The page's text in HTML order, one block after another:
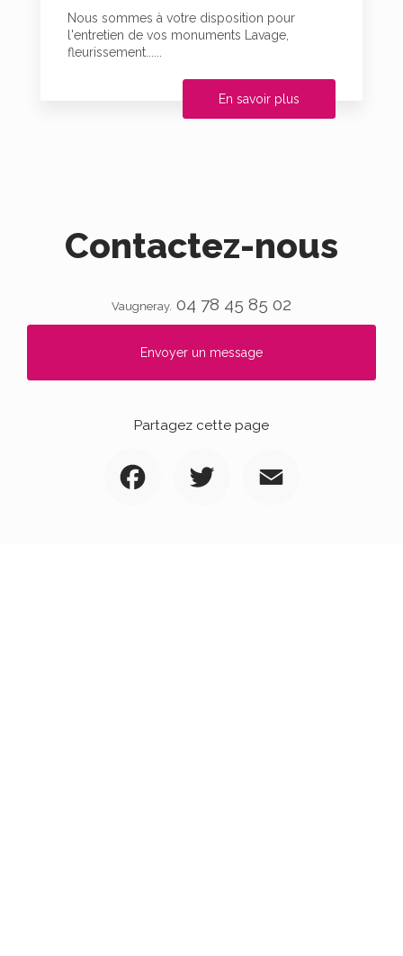
Nous sommes à votre disposition pour
l'entretien de vos monuments Lavage,
fleurissement......
En savoir plus
Contactez-nous
Vaugneray. 04 78 45 85 02
Envoyer un message
Partagez cette page